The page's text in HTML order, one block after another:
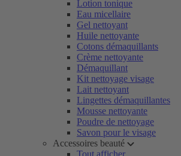
Lotion tonique
Eau micellaire
Gel nettoyant
Huile nettoyante
Cotons démaquillants
Crème nettoyante
Démaquillant
Kit nettoyage visage
Lait nettoyant
Lingettes démaquillantes
Mousse nettoyante
Poudre de nettoyage
Savon pour le visage
Accessoires beauté
Tout afficher